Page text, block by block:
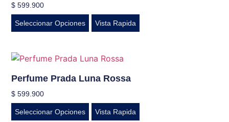
$ 599.900
Seleccionar Opciones Vista Rapida
Perfume Prada Luna Rossa
$ 599.900
Seleccionar Opciones Vista Rapida